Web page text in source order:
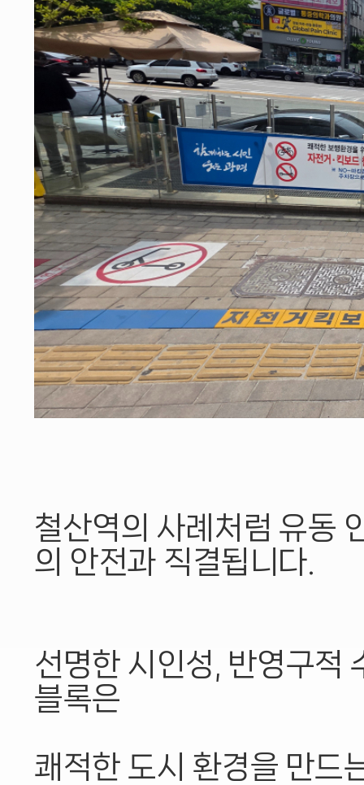
철산역의 사례처럼 유동
의 안전과 직결됩니다.
선명한 시인성, 반영구적
블록은
쾌적한 도시 환경을 만드